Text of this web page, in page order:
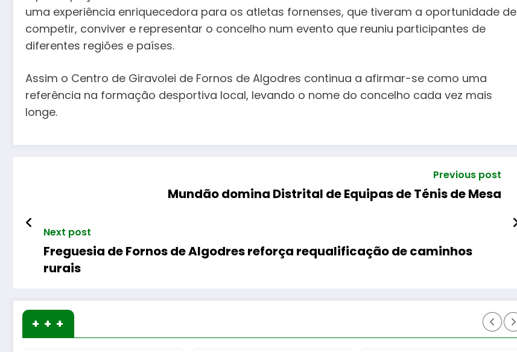
uma experiência enriquecedora para os atletas fornenses, que tiveram a oportunidade de
competir, conviver e representar o concelho num evento que reuniu participantes de
diferentes regiões e países.
Assim o Centro de Giravolei de Fornos de Algodres continua a afirmar-se como uma
referência na formação desportiva local, levando o nome do concelho cada vez mais
longe.
Previous post
Mundão domina Distrital de Equipas de Ténis de Mesa
Next post
Freguesia de Fornos de Algodres reforça requalificação de caminhos
rurais
+ + +